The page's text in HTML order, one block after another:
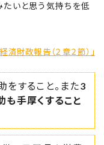
たいと思う気持ちを低
財政報告（２章２節）」
すること。また3
手厚くすること